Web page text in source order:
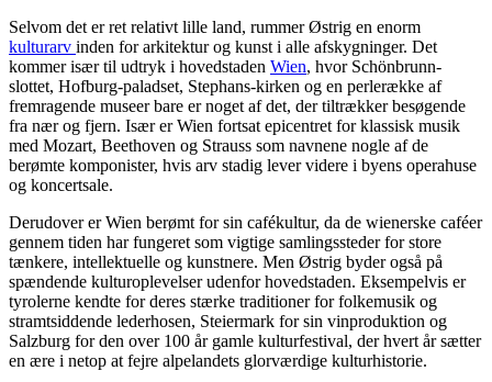
Selvom det er ret relativt lille land, rummer Østrig en enorm
kulturarv inden for arkitektur og kunst i alle afskygninger. Det
kommer især til udtryk i hovedstaden Wien, hvor Schönbrunn-
slottet, Hofburg-paladset, Stephans-kirken og en perlerække af
fremragende museer bare er noget af det, der tiltrækker besøgende
fra nær og fjern. Især er Wien fortsat epicentret for klassisk musik
med Mozart, Beethoven og Strauss som navnene nogle af de
berømte komponister, hvis arv stadig lever videre i byens operahuse
og koncertsale.
Derudover er Wien berømt for sin cafékultur, da de wienerske caféer
gennem tiden har fungeret som vigtige samlingssteder for store
tænkere, intellektuelle og kunstnere. Men Østrig byder også på
spændende kulturoplevelser udenfor hovedstaden. Eksempelvis er
tyrolerne kendte for deres stærke traditioner for folkemusik og
stramtsiddende lederhosen, Steiermark for sin vinproduktion og
Salzburg for den over 100 år gamle kulturfestival, der hvert år sætter
en ære i netop at fejre alpelandets glorværdige kulturhistorie.